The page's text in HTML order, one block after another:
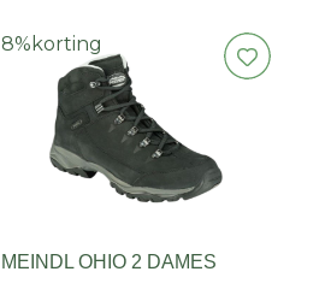
8% korting
MEINDL OHIO 2 DAMES